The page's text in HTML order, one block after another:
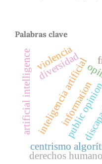
Palabras clave
inteligencia artificial
centrismo
artificial intelligence public
derechos
diversidad
information
violencia